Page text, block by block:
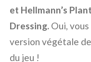
et Hellmann’s
Dressing. Oui,
version végétale
du jeu !